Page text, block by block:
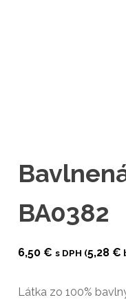
BA0382
6,50 € s DPH (5,28 €
Látka zo 100%